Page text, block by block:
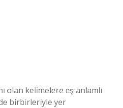
olan kelimelere eş anlamlı
birbirleriyle yer